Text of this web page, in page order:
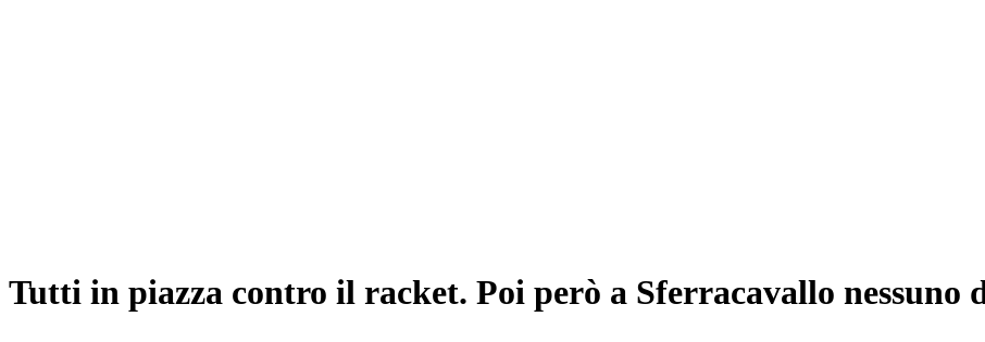
Tutti in piazza contro il racket. Poi però a Sferracavallo nessuno